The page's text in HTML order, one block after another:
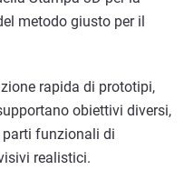
metodo giusto per il
rapida di prototipi,
obiettivi diversi,
funzionali di
realistici.